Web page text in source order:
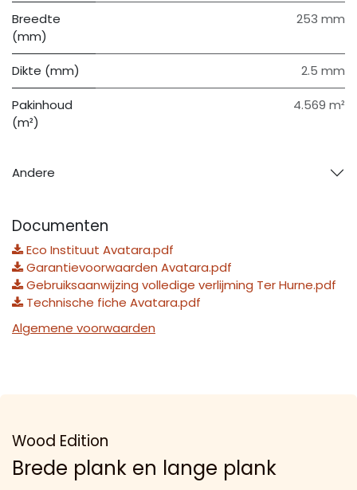
Breedte
(mm)
253 mm
Dikte (mm) 2.5 mm
Pakinhoud
(m²)
4.569 m²
Andere
Documenten
Eco Instituut Avatara.pdf
Garantievoorwaarden Avatara.pdf
Gebruiksaanwijzing volledige verlijming Ter Hurne.pdf
Technische fiche Avatara.pdf
Algemene voorwaarden
Wood Edition
Brede plank en lange plank